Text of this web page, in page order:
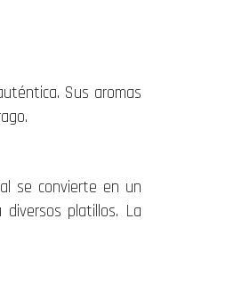
Sus aromas
se convierte en un
platillos. La